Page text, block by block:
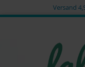
Versand
springen